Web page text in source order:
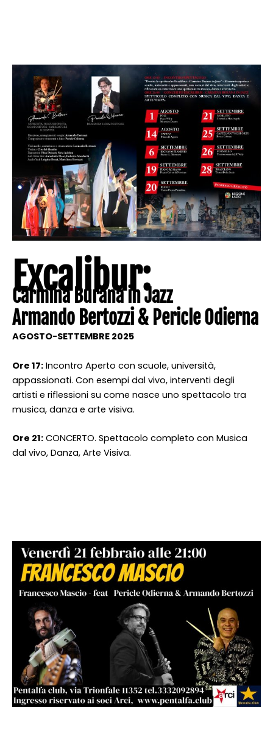
Excalibur:
Carmina Burana in Jazz
Armando Bertozzi & Pericle Odierna
AGOSTO-SETTEMBRE 2025
Ore 17: Incontro Aperto con scuole, università,
appassionati. Con esempi dal vivo, interventi degli
artisti e riflessioni su come nasce uno spettacolo tra
musica, danza e arte visiva.
Ore 21: CONCERTO. Spettacolo completo con Musica
dal vivo, Danza, Arte Visiva.